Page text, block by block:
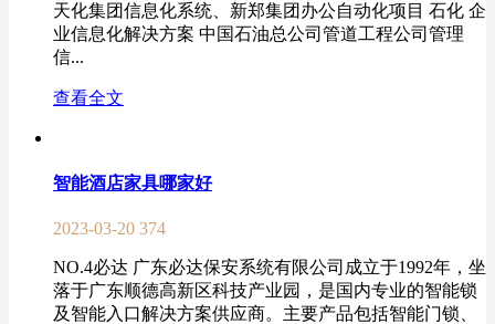
天化集团信息化系统、新郑集团办公自动化项目 石化 企
业信息化解决方案 中国石油总公司管道工程公司管理
信...
查看全文
智能酒店家具哪家好
2023-03-20 374
NO.4必达 广东必达保安系统有限公司成立于1992年，坐
落于广东顺德高新区科技产业园，是国内专业的智能锁
及智能入口解决方案供应商。主要产品包括智能门锁、